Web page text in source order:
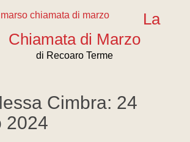
La
Chiamata di Marzo
di Recoaro Terme
Cimbra: 24
2024